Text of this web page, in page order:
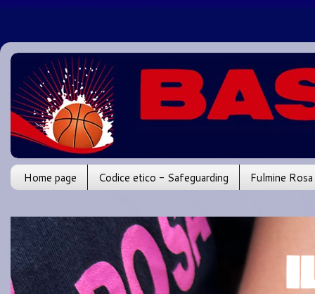
Home page Codice etico - Safeguarding Fulmine Rosa